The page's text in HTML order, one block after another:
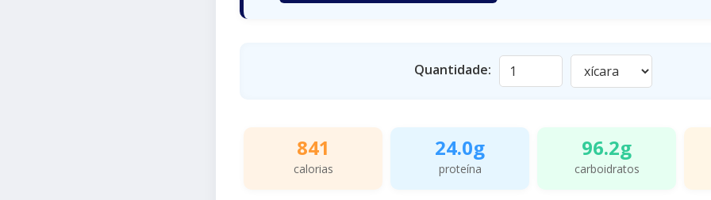
Quantidade:
841
calorias
24.0g
proteína
96.2g
carboidratos